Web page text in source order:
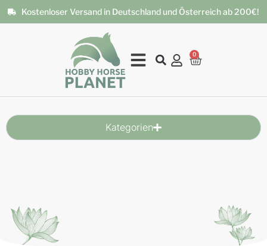
Kostenloser Versand in Deutschland und Österreich ab 200€!
0
Kategorien